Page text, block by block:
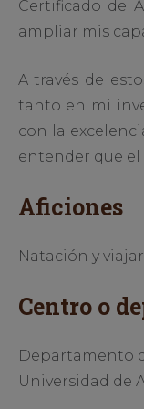
Certificado de
ampliar mis
A través de
tanto en mi
con la
entender que el
Aficiones
Natación y
Centro o
Departamento
Universidad de